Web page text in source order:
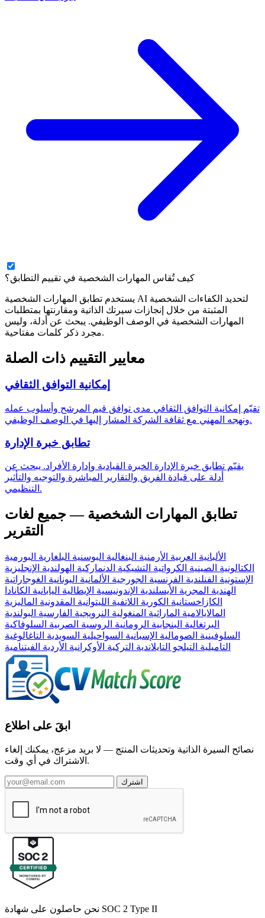
كيف تُقاس المهارات الشخصية في تقييم التطابق؟
يستخدم تطابق المهارات الشخصية AI لتحديد الكفاءات الشخصية
المثبتة من خلال إنجازات سيرتك الذاتية ومقارنتها بمتطلبات
المهارات الشخصية في الوصف الوظيفي. يبحث عن أدلة، وليس
مجرد ذكر كلمات مفتاحية.
معايير التقييم ذات الصلة
إمكانية التوافق الثقافي
تقيّم إمكانية التوافق الثقافي مدى توافق قيم المرشح وأسلوب عمله
ونهجه المهني مع ثقافة الشركة المشار إليها في الوصف الوظيفي.
تطابق خبرة الإدارة
يقيّم تطابق خبرة الإدارة الخبرة القيادية وإدارة الأفراد. يبحث عن
أدلة على قيادة الفريق والتقارير المباشرة والتوجيه والتأثير
التنظيمي.
تطابق المهارات الشخصية — جميع لغات
التقرير
الألبانية العربية الأرمنية البنغالية البوسنية البلغارية البورمية
الكتالونية الصينية الكرواتية التشيكية الدنماركية الهولندية الإنجليزية
الإستونية الفنلندية الفرنسية الجورجية الألمانية اليونانية الغوجاراتية
الهندية المجرية الأيسلندية الإندونيسية الإيطالية اليابانية الكانادا
الكازاخستانية الكورية اللاتفية الليتوانية المقدونية الماليزية
المالايالامية الماراثية المنغولية النرويجية الفارسية البولندية
البرتغالية البنجابية الرومانية الروسية الصربية السلوفاكية
السلوفينية الصومالية الإسبانية السواحيلية السويدية التاغالوغية
التاميلية التيلجو التايلاندية التركية الأوكرانية الأردية الفيتنامية
ابقَ على اطلاع
نصائح السيرة الذاتية وتحديثات المنتج — لا بريد مزعج، يمكنك إلغاء
الاشتراك في أي وقت.
اشترك
نحن حاصلون على شهادة SOC 2 Type II